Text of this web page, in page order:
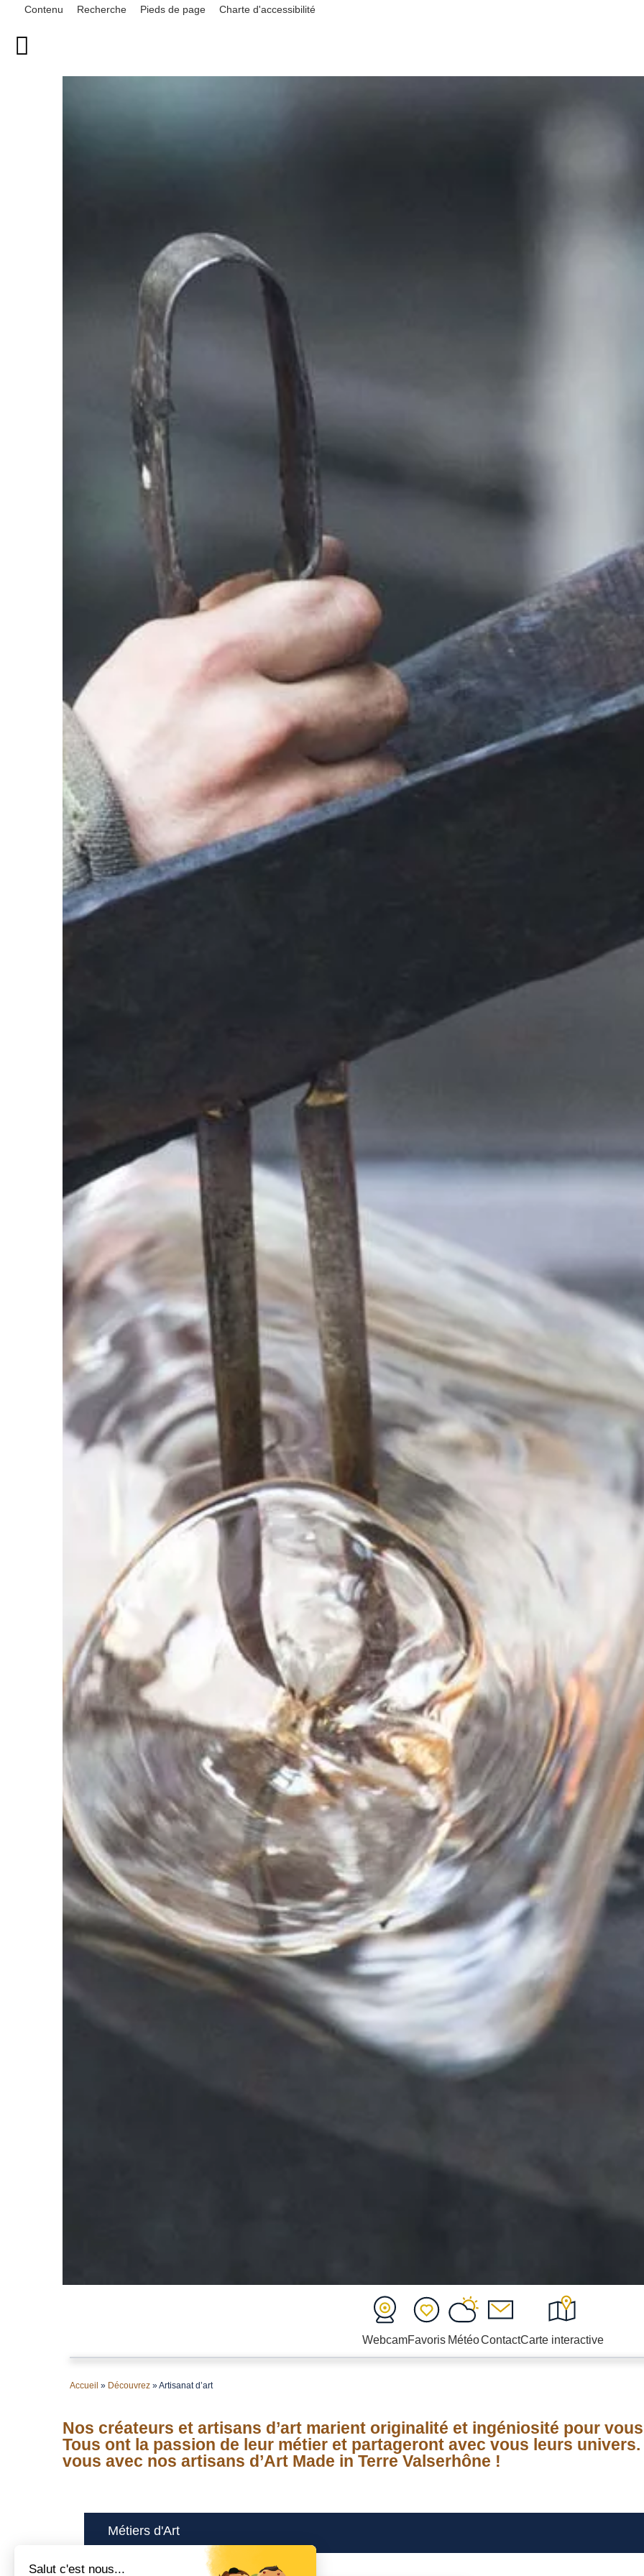
Contenu Recherche Pieds de page Charte d'accessibilité
WebcamFavoris MétéoContactCarte interactive
Accueil » Découvrez »Artisanat d’art
Nos créateurs et artisans d’art marient originalité et ingéniosité pour
Tous ont la passion de leur métier et partageront avec vous leurs
vous avec nos artisans d’Art Made in Terre Valserhône !